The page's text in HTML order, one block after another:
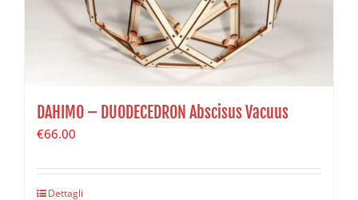
DAHIMO – DUODECEDRON Abscisus Vacuus
€66.00
Dettagli